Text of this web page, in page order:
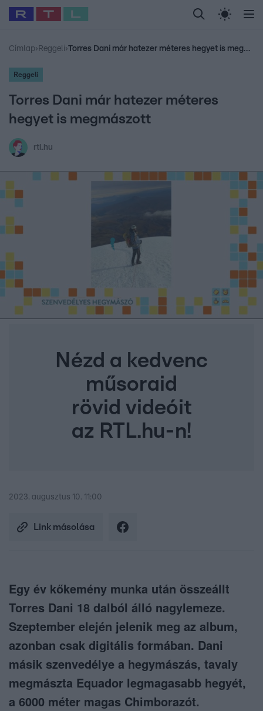
Legfrissebb RTL Híradó Randi Celeb vagyok,
Babits Marcella Most Wanted Gallusz
Címlap› Reggeli› Torres Dani már hatezer méteres hegyet is megmászott
Reggeli
Torres Dani már hatezer méteres
hegyet is megmászott
rtl.hu
Nézd a kedvenc
műsoraid
rövid videóit
az RTL.hu-n!
2023. augusztus 10. 11:00
Link másolása
Egy év kőkemény munka után összeállt
Torres Dani 18 dalból álló nagylemeze.
Szeptember elején jelenik meg az album,
azonban csak digitális formában. Dani
másik szenvedélye a hegymászás, tavaly
megmászta Equador legmagasabb hegyét,
a 6000 méter magas Chimborazót.